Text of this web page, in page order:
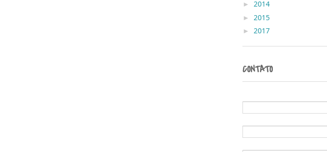
► 2014
► 2015
► 2017
CONTATO